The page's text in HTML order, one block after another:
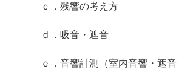
ｃ．残響の考え方
ｄ．吸音・遮音
ｅ．音響計測（室内音響・遮音・